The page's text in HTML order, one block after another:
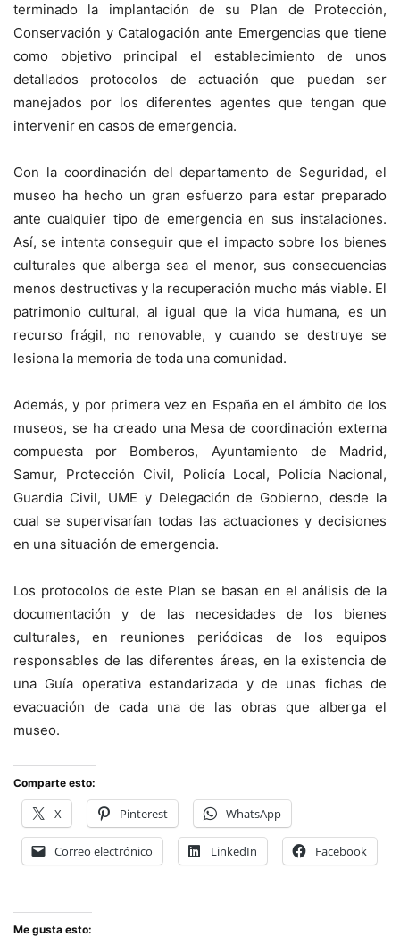
terminado la implantación de su Plan de Protección,
Conservación y Catalogación ante Emergencias que tiene
como objetivo principal el establecimiento de unos
detallados protocolos de actuación que puedan ser
manejados por los diferentes agentes que tengan que
intervenir en casos de emergencia.
Con la coordinación del departamento de Seguridad, el
museo ha hecho un gran esfuerzo para estar preparado
ante cualquier tipo de emergencia en sus instalaciones.
Así, se intenta conseguir que el impacto sobre los bienes
culturales que alberga sea el menor, sus consecuencias
menos destructivas y la recuperación mucho más viable. El
patrimonio cultural, al igual que la vida humana, es un
recurso frágil, no renovable, y cuando se destruye se
lesiona la memoria de toda una comunidad.
Además, y por primera vez en España en el ámbito de los
museos, se ha creado una Mesa de coordinación externa
compuesta por Bomberos, Ayuntamiento de Madrid,
Samur, Protección Civil, Policía Local, Policía Nacional,
Guardia Civil, UME y Delegación de Gobierno, desde la
cual se supervisarían todas las actuaciones y decisiones
en una situación de emergencia.
Los protocolos de este Plan se basan en el análisis de la
documentación y de las necesidades de los bienes
culturales, en reuniones periódicas de los equipos
responsables de las diferentes áreas, en la existencia de
una Guía operativa estandarizada y de unas fichas de
evacuación de cada una de las obras que alberga el
museo.
Comparte esto:
X Pinterest WhatsApp
Correo electrónico LinkedIn Facebook
Me gusta esto: